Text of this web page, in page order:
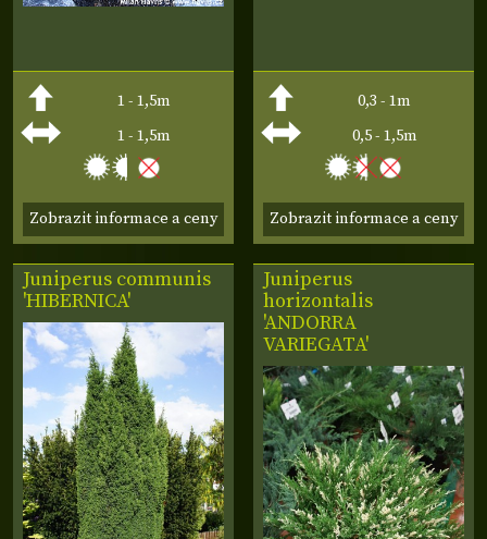
1 - 1,5m
1 - 1,5m
Zobrazit informace a ceny
0,3 - 1m
0,5 - 1,5m
Zobrazit informace a ceny
Juniperus communis
'HIBERNICA'
Juniperus
horizontalis
'ANDORRA
VARIEGATA'